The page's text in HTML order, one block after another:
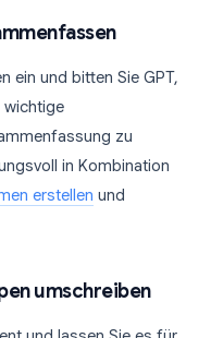
ein und bitten Sie GPT,
wichtige
zu
in Kombination
erstellen und
umschreiben